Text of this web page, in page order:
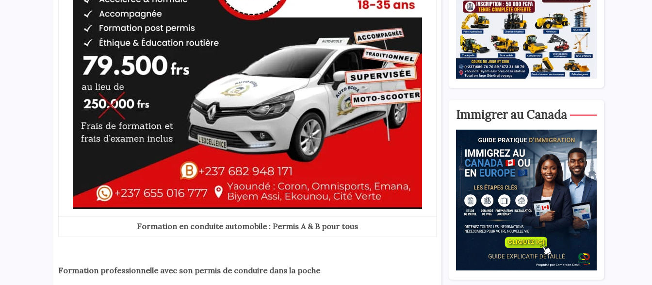
Formation en conduite automobile : Permis A & B pour tous
Formation professionnelle avec son permis de conduire dans la poche
Immigrer au Canada